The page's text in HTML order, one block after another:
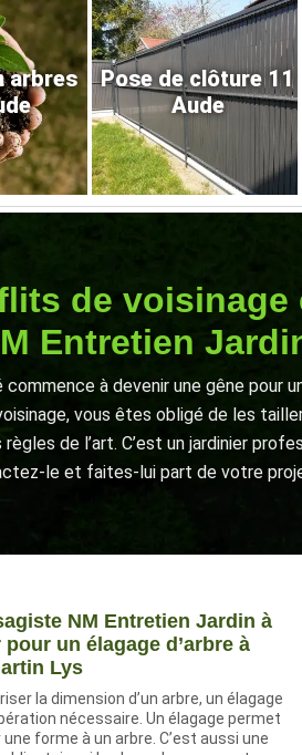
arbres
Pose de clôture 11
Aude
de
Entretien
à devenir une gêne pour
vous êtes obligé de les
règles de l’art. C’est un jardinier
le et faites-lui part de votre
NM Entretien Jardin à
pour un élagage d’arbre à
Lys
la dimension d’un arbre, un élagage
nécessaire. Un élagage permet
forme à un arbre. C’est aussi une